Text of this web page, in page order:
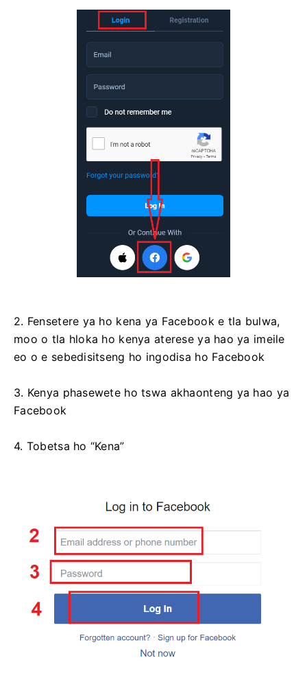
2. Fensetere ya ho kena ya Facebook e tla bulwa,
moo o tla hloka ho kenya aterese ya hao ya imeile
eo o e sebedisitseng ho ingodisa ho Facebook
3. Kenya phasewete ho tswa akhaonteng ya hao ya
Facebook
4. Tobetsa ho “Kena”